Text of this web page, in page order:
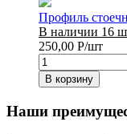
Профиль
В наличии 16
250,00 Р/шт
В корзину
Наши